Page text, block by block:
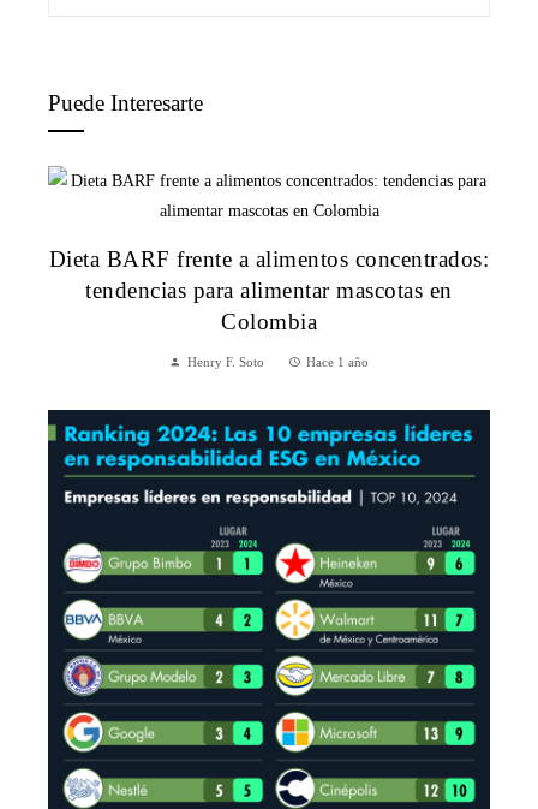
Puede Interesarte
Dieta BARF frente a alimentos concentrados:
tendencias para alimentar mascotas en
Colombia
Henry F. Soto Hace 1 año